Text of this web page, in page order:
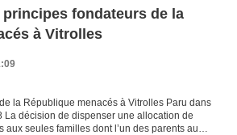
principes fondateurs de la
à Vitrolles
la République menacés à Vitrolles Paru dans
La décision de dispenser une allocation de
aux seules familles dont l’un des parents au